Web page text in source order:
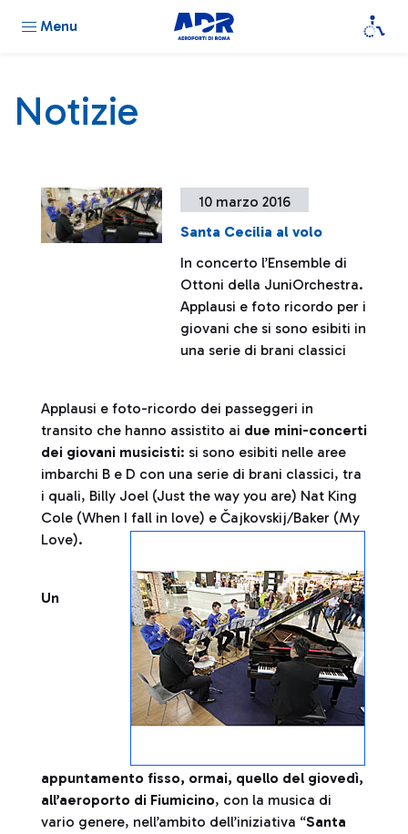
Menu
Notizie
10 marzo 2016
Santa Cecilia al volo
In concerto l’Ensemble di
Ottoni della JuniOrchestra.
Applausi e foto ricordo per i
giovani che si sono esibiti in
una serie di brani classici
Applausi e foto-ricordo dei passeggeri in
transito che hanno assistito ai due mini-concerti
dei giovani musicisti: si sono esibiti nelle aree
imbarchi B e D con una serie di brani classici, tra
i quali, Billy Joel (Just the way you are) Nat King
Cole (When I fall in love) e Čajkovskij/Baker (My
Love).
Un
appuntamento fisso, ormai, quello del giovedì,
all’aeroporto di Fiumicino, con la musica di
vario genere, nell’ambito dell’iniziativa “Santa